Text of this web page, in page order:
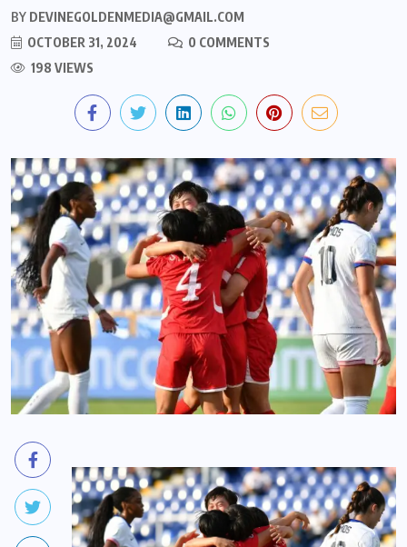
BY DEVINEGOLDENMEDIA@GMAIL.COM
OCTOBER 31, 2024
0 COMMENTS
198 VIEWS